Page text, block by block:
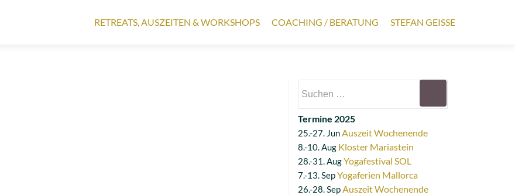
Inhalt
RETREATS, AUSZEITEN & WORKSHOPS COACHING / BERATUNG STEFAN GEISSE
nach:
Termine 2025
25.-27. JunAuszeit Wochenende
8.-10. Aug Kloster Mariastein
28.-31. AugYogafestival SOL
7.-13. SepYogaferien Mallorca
26.-28. SepAuszeit Wochenende